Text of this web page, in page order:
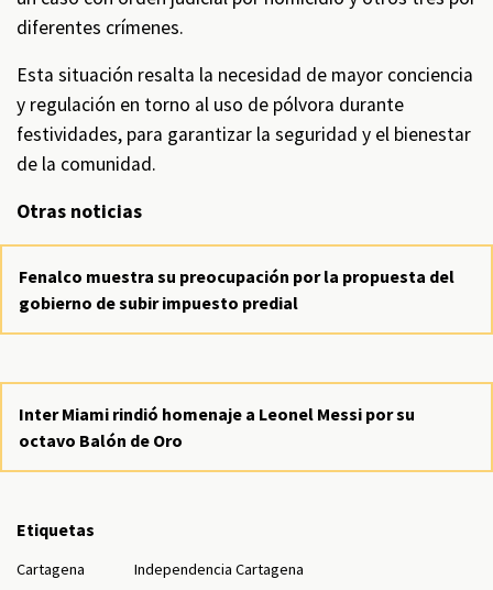
diferentes crímenes.
Esta situación resalta la necesidad de mayor conciencia
y regulación en torno al uso de pólvora durante
festividades, para garantizar la seguridad y el bienestar
de la comunidad.
Otras noticias
Fenalco muestra su preocupación por la propuesta del
gobierno de subir impuesto predial
Inter Miami rindió homenaje a Leonel Messi por su
octavo Balón de Oro
Etiquetas
Cartagena
Independencia Cartagena